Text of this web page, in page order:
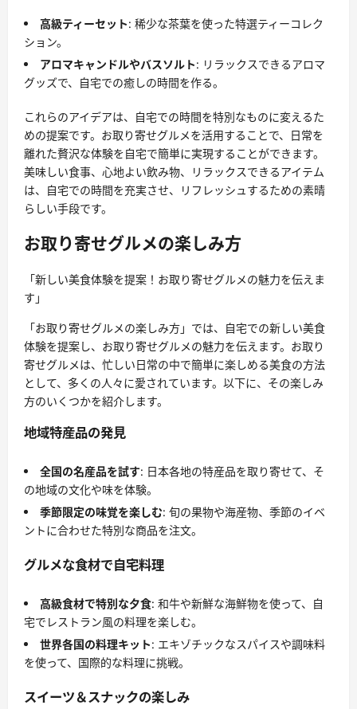
高級ティーセット: 稀少な茶葉を使った特選ティーコレク
ション。
アロマキャンドルやバスソルト: リラックスできるアロマ
グッズで、自宅での癒しの時間を作る。
これらのアイデアは、自宅での時間を特別なものに変えるた
めの提案です。お取り寄せグルメを活用することで、日常を
離れた贅沢な体験を自宅で簡単に実現することができます。
美味しい食事、心地よい飲み物、リラックスできるアイテム
は、自宅での時間を充実させ、リフレッシュするための素晴
らしい手段です。
お取り寄せグルメの楽しみ方
「新しい美食体験を提案！お取り寄せグルメの魅力を伝えま
す」
「お取り寄せグルメの楽しみ方」では、自宅での新しい美食
体験を提案し、お取り寄せグルメの魅力を伝えます。お取り
寄せグルメは、忙しい日常の中で簡単に楽しめる美食の方法
として、多くの人々に愛されています。以下に、その楽しみ
方のいくつかを紹介します。
地域特産品の発見
全国の名産品を試す: 日本各地の特産品を取り寄せて、そ
の地域の文化や味を体験。
季節限定の味覚を楽しむ: 旬の果物や海産物、季節のイベ
ントに合わせた特別な商品を注文。
グルメな食材で自宅料理
高級食材で特別な夕食: 和牛や新鮮な海鮮物を使って、自
宅でレストラン風の料理を楽しむ。
世界各国の料理キット: エキゾチックなスパイスや調味料
を使って、国際的な料理に挑戦。
スイーツ＆スナックの楽しみ